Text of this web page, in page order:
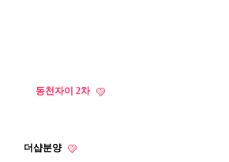
동천자이 2차
더샵분양